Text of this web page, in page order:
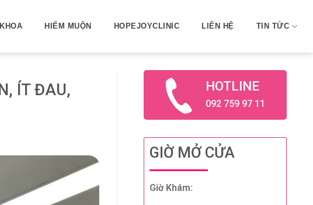
HIẾM MUỘN HOPEJOYCLINIC LIÊN HỆ TIN TỨC
ÍT ĐAU,
HOTLINE
092 759 97 11
GIỜ MỞ CỬA
Giờ Khám: